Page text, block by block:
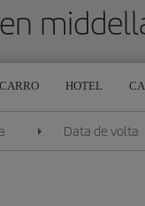
HOTEL
Data de volta